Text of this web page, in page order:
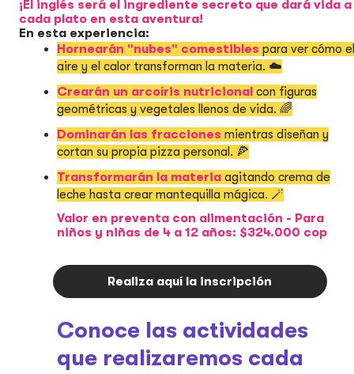
¡El inglés será el ingrediente secreto que dará vida a
cada plato en esta aventura!
En esta experiencia:
Hornearán "nubes" comestibles para ver cómo el
aire y el calor transforman la materia. ☁️
Crearán un arcoíris nutricional con figuras
geométricas y vegetales llenos de vida. 🌈
Dominarán las fracciones mientras diseñan y
cortan su propia pizza personal. 🍕
Transformarán la materia agitando crema de
leche hasta crear mantequilla mágica. 🪄
Valor en preventa con alimentación - Para
niños y niñas de 4 a 12 años: $324.000 cop
Realiza aquí la inscripción
Conoce las actividades
que realizaremos cada